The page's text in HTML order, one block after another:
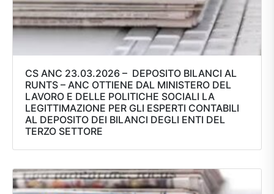
CS ANC 23.03.2026 – DEPOSITO BILANCI AL
RUNTS – ANC OTTIENE DAL MINISTERO DEL
LAVORO E DELLE POLITICHE SOCIALI LA
LEGITTIMAZIONE PER GLI ESPERTI CONTABILI
AL DEPOSITO DEI BILANCI DEGLI ENTI DEL
TERZO SETTORE